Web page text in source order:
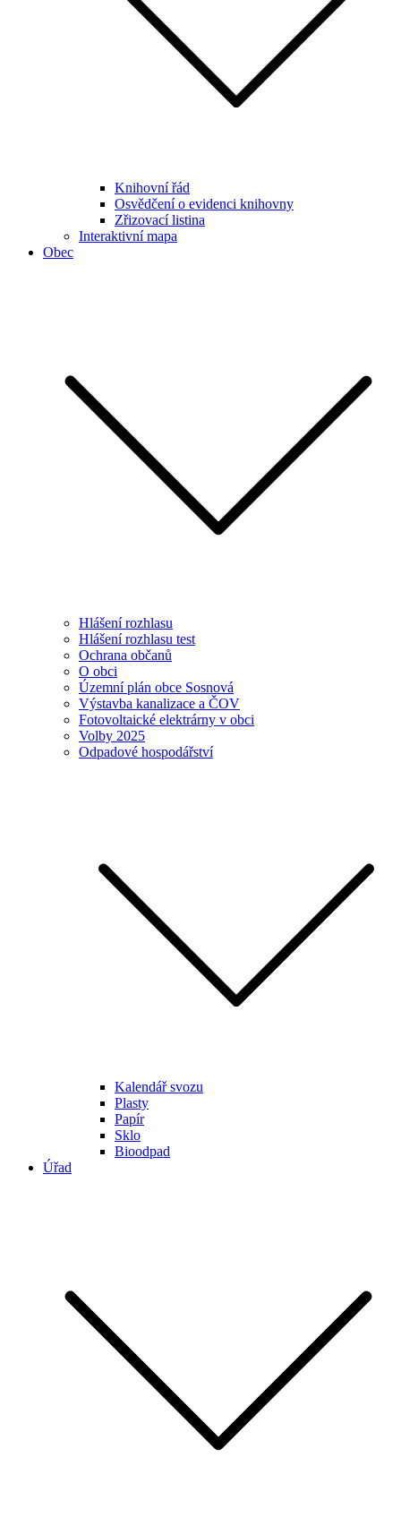
Knihovní řád
Osvědčení o evidenci knihovny
Zřizovací listina
Interaktivní mapa
Obec
Hlášení rozhlasu
Hlášení rozhlasu test
Ochrana občanů
O obci
Územní plán obce Sosnová
Výstavba kanalizace a ČOV
Fotovoltaické elektrárny v obci
Volby 2025
Odpadové hospodářství
Kalendář svozu
Plasty
Papír
Sklo
Bioodpad
Úřad